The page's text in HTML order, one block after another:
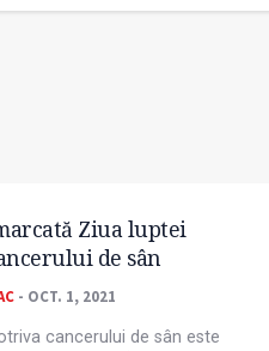
Ziua luptei
de sân
- OCT. 1, 2021
cancerului de sân este